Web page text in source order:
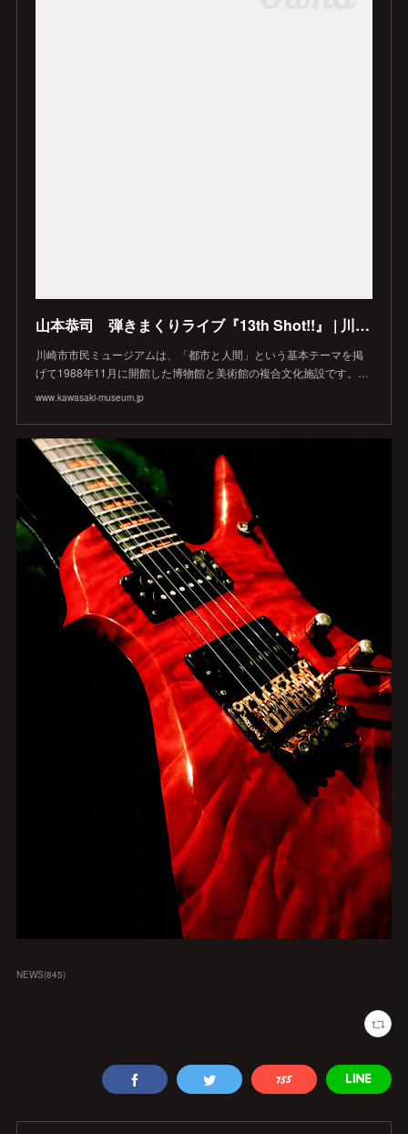
山本恭司 弾きまくりライブ『13th Shot!!』 | 川崎市市民ミュージアム
川崎市市民ミュージアムは、「都市と人間」という基本テーマを掲
げて1988年11月に開館した博物館と美術館の複合文化施設です。…
www.kawasaki-museum.jp
NEWS(845)